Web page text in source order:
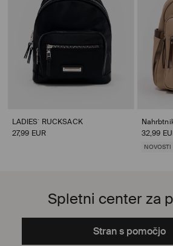
LADIES` RUCKSACK
27,99 EUR
32,99
NOVOSTI
Spletni center za
Stran s pomočjo